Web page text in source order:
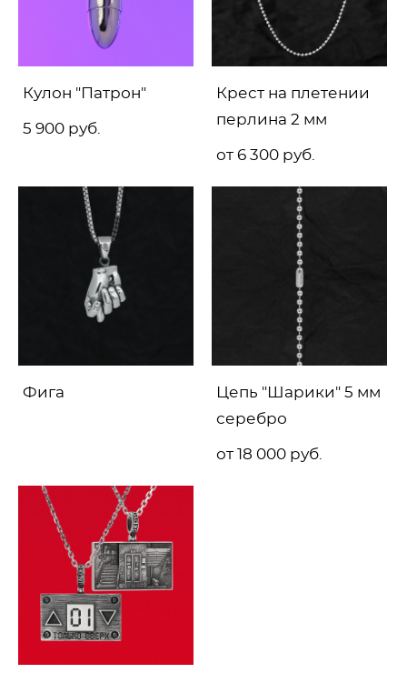
Кулон "Патрон"
5 900 pуб.
Крест на плетении
перлина 2 мм
от 6 300 pуб.
Фига
Цепь "Шарики" 5 мм
серебро
от 18 000 pуб.